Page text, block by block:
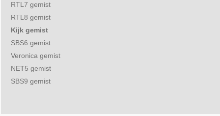
RTL7 gemist
RTL8 gemist
Kijk gemist
SBS6 gemist
Veronica gemist
NET5 gemist
SBS9 gemist